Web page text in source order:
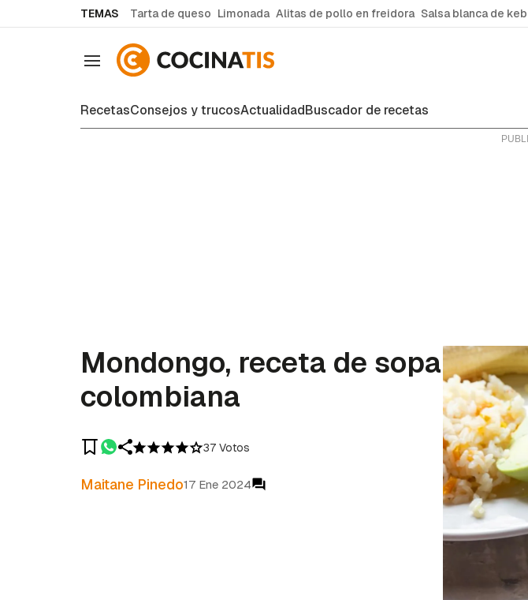
TEMAS Tarta de queso Limonada Alitas de pollo en freidora Salsa blanca de
Navegación
RecetasConsejos y trucosActualidadBuscador de recetas
Mondongo, receta de sopa
colombiana
37 Votos
Maitane Pinedo17 Ene 2024